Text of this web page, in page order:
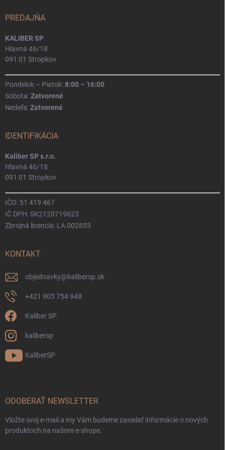
PREDAJŇA
KALIBER SP
Hlavná 46/18
091 01 Stropkov
Pondelok – Piatok:8:00 – 16:00
Sobota:Zatvorené
Nedeľa:Zatvorené
IDENTIFIKÁCIA
Kaliber SP s.r.o.
Hlavná 46/18
091 01 Stropkov
IČO: 51 419 467
IČ DPH: SK2120719623
Zbrojná licencia: LA 002853
KONTAKT
objednavky@kalibersp.sk
+421 905 754 948
Kaliber SP
kalibersp
KaliberSP
ODOBERAŤ NEWSLETTER
Vložte svoj e-mail a my Vám budeme zasielať informácie o nových
produktoch na našom e-shope.